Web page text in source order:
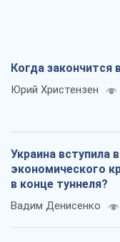
Когда закончится
Юрий Христензен
Украина вступила
экономического
в конце туннеля?
Вадим Денисенко